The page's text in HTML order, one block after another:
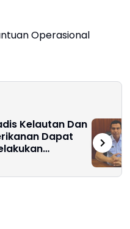
Operasional
Kelautan Dan
Dapat